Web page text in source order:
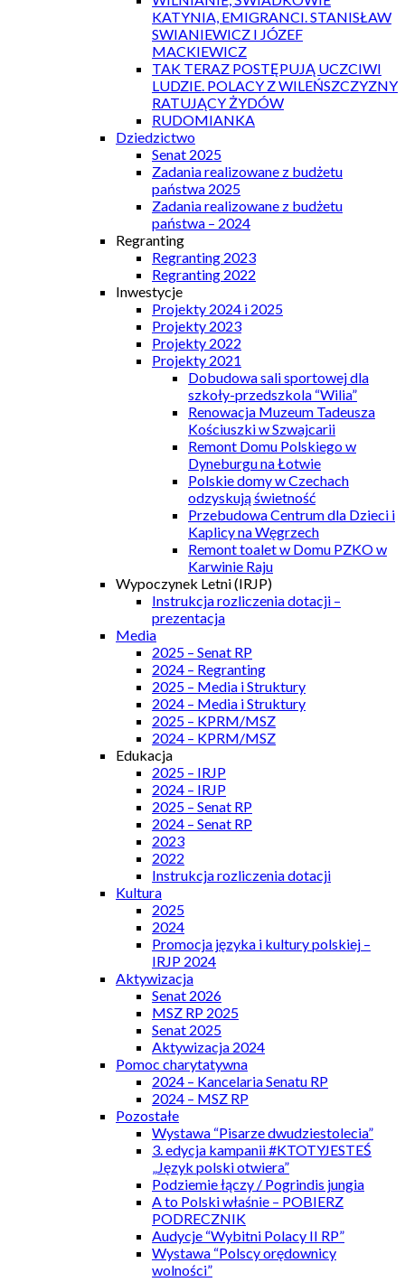
KATYNIA, EMIGRANCI. STANISŁAW
SWIANIEWICZ I JÓZEF
MACKIEWICZ
TAK TERAZ POSTĘPUJĄ UCZCIWI
LUDZIE. POLACY Z WILEŃSZCZYZNY
RATUJĄCY ŻYDÓW
RUDOMIANKA
Dziedzictwo
Senat 2025
Zadania realizowane z budżetu
państwa 2025
Zadania realizowane z budżetu
państwa – 2024
Regranting
Regranting 2023
Regranting 2022
Inwestycje
Projekty 2024 i 2025
Projekty 2023
Projekty 2022
Projekty 2021
Dobudowa sali sportowej dla
szkoły-przedszkola “Wilia”
Renowacja Muzeum Tadeusza
Kościuszki w Szwajcarii
Remont Domu Polskiego w
Dyneburgu na Łotwie
Polskie domy w Czechach
odzyskują świetność
Przebudowa Centrum dla Dzieci i
Kaplicy na Węgrzech
Remont toalet w Domu PZKO w
Karwinie Raju
Wypoczynek Letni (IRJP)
Instrukcja rozliczenia dotacji –
prezentacja
Media
2025 – Senat RP
2024 – Regranting
2025 – Media i Struktury
2024 – Media i Struktury
2025 – KPRM/MSZ
2024 – KPRM/MSZ
Edukacja
2025 – IRJP
2024 – IRJP
2025 – Senat RP
2024 – Senat RP
2023
2022
Instrukcja rozliczenia dotacji
Kultura
2025
2024
Promocja języka i kultury polskiej –
IRJP 2024
Aktywizacja
Senat 2026
MSZ RP 2025
Senat 2025
Aktywizacja 2024
Pomoc charytatywna
2024 – Kancelaria Senatu RP
2024 – MSZ RP
Pozostałe
Wystawa “Pisarze dwudziestolecia”
3. edycja kampanii #KTOTYJESTEŚ
„Język polski otwiera”
Podziemie łączy / Pogrindis jungia
A to Polski właśnie – POBIERZ
PODRECZNIK
Audycje “Wybitni Polacy II RP”
Wystawa “Polscy orędownicy
wolności”